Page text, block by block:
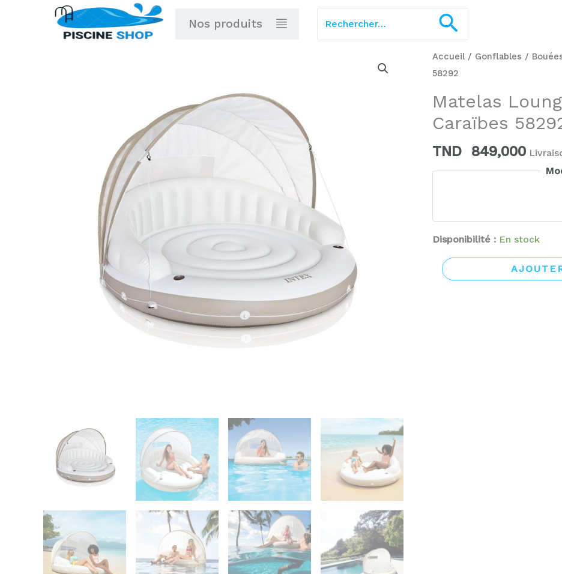
Nos produits Rechercher
Accueil / Gonflables /
58292
Matelas
Caraïbes
TND 849,000
Disponibilité : En stock
quantité
de
Lounge
Intex
Caraïbes
58292